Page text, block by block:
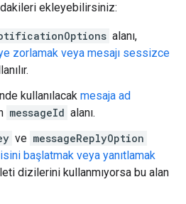
ekleyebilirsiniz:
alanı,
zorlamak veya mesajı sessizce
kullanılacak mesaja ad
messageId alanı.
ve messageReplyOption
başlatmak veya yanıtlamak
dizilerini kullanmıyorsa bu alan